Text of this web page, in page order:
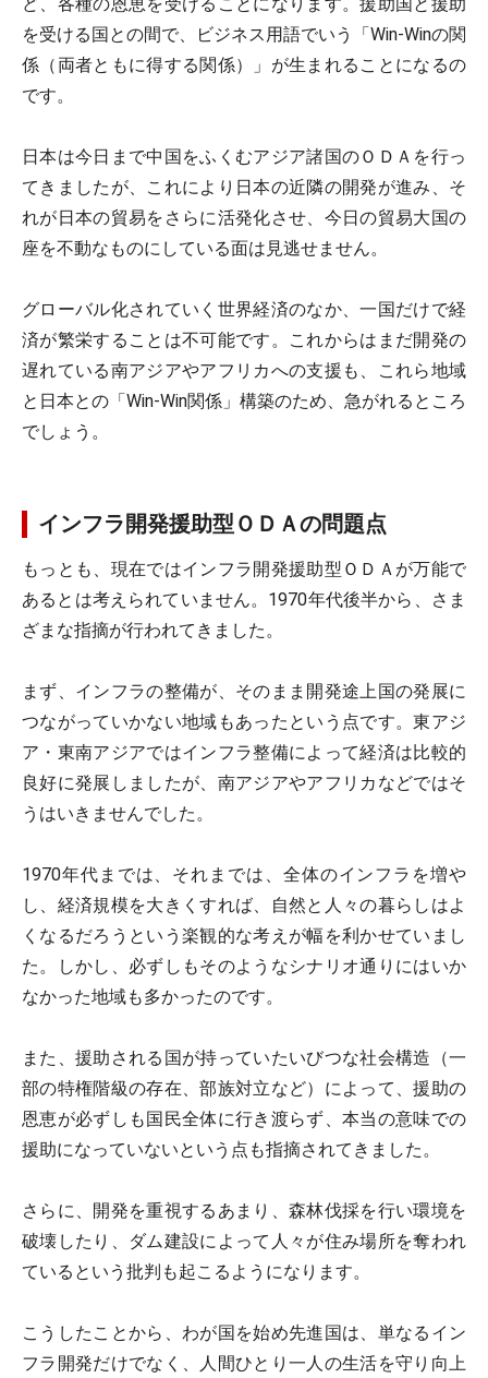
を受ける国との間で、ビジネス用語でいう「Win-Winの関
係（両者ともに得する関係）」が生まれることになるの
です。
日本は今日まで中国をふくむアジア諸国のＯＤＡを行っ
てきましたが、これにより日本の近隣の開発が進み、そ
れが日本の貿易をさらに活発化させ、今日の貿易大国の
座を不動なものにしている面は見逃せません。
グローバル化されていく世界経済のなか、一国だけで経
済が繁栄することは不可能です。これからはまだ開発の
遅れている南アジアやアフリカへの支援も、これら地域
と日本との「Win-Win関係」構築のため、急がれるところ
でしょう。
インフラ開発援助型ＯＤＡの問題点
もっとも、現在ではインフラ開発援助型ＯＤＡが万能で
あるとは考えられていません。1970年代後半から、さま
ざまな指摘が行われてきました。
まず、インフラの整備が、そのまま開発途上国の発展に
つながっていかない地域もあったという点です。東アジ
ア・東南アジアではインフラ整備によって経済は比較的
良好に発展しましたが、南アジアやアフリカなどではそ
うはいきませんでした。
1970年代までは、それまでは、全体のインフラを増や
し、経済規模を大きくすれば、自然と人々の暮らしはよ
くなるだろうという楽観的な考えが幅を利かせていまし
た。しかし、必ずしもそのようなシナリオ通りにはいか
なかった地域も多かったのです。
また、援助される国が持っていたいびつな社会構造（一
部の特権階級の存在、部族対立など）によって、援助の
恩恵が必ずしも国民全体に行き渡らず、本当の意味での
援助になっていないという点も指摘されてきました。
さらに、開発を重視するあまり、森林伐採を行い環境を
破壊したり、ダム建設によって人々が住み場所を奪われ
ているという批判も起こるようになります。
こうしたことから、わが国を始め先進国は、単なるイン
フラ開発だけでなく、人間ひとり一人の生活を守り向上